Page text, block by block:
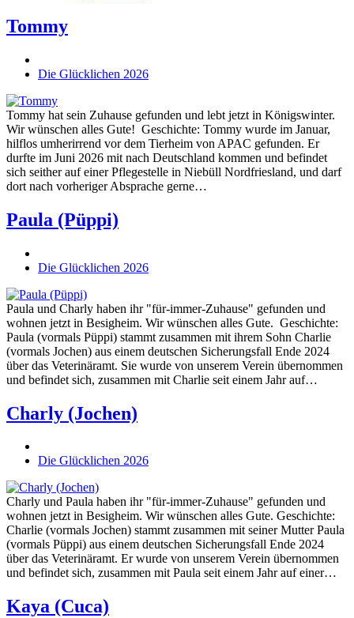
Tommy
Die Glücklichen 2026
Tommy hat sein Zuhause gefunden und lebt jetzt in Königswinter.
Wir wünschen alles Gute! Geschichte: Tommy wurde im Januar,
hilflos umherirrend vor dem Tierheim von APAC gefunden. Er
durfte im Juni 2026 mit nach Deutschland kommen und befindet
sich seither auf einer Pflegestelle in Niebüll Nordfriesland, und darf
dort nach vorheriger Absprache gerne…
Paula (Püppi)
Die Glücklichen 2026
Paula und Charly haben ihr "für-immer-Zuhause" gefunden und
wohnen jetzt in Besigheim. Wir wünschen alles Gute. Geschichte:
Paula (vormals Püppi) stammt zusammen mit ihrem Sohn Charlie
(vormals Jochen) aus einem deutschen Sicherungsfall Ende 2024
über das Veterinäramt. Sie wurde von unserem Verein übernommen
und befindet sich, zusammen mit Charlie seit einem Jahr auf…
Charly (Jochen)
Die Glücklichen 2026
Charly und Paula haben ihr "für-immer-Zuhause" gefunden und
wohnen jetzt in Besigheim. Wir wünschen alles Gute. Geschichte:
Charlie (vormals Jochen) stammt zusammen mit seiner Mutter Paula
(vormals Püppi) aus einem deutschen Sicherungsfall Ende 2024
über das Veterinäramt. Er wurde von unserem Verein übernommen
und befindet sich, zusammen mit Paula seit einem Jahr auf einer…
Kaya (Cuca)